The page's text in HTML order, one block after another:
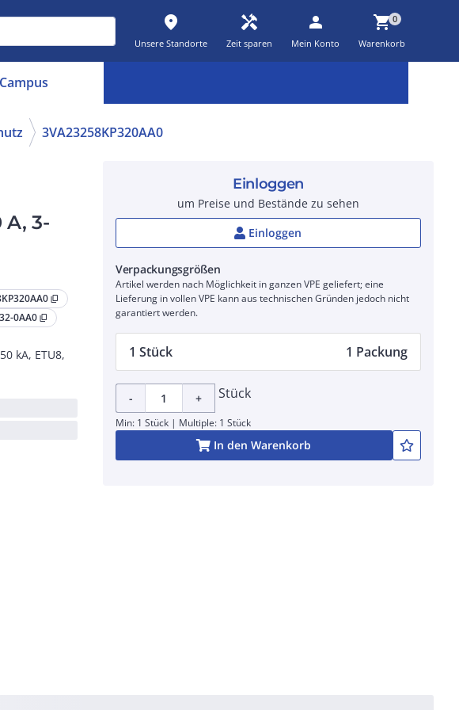
place
Unsere Standorte
handyman
Zeit sparen
person
Mein Konto
shopping_cart0
Warenkorb
3VA23258KP320AA0
A, 3-
content_copy
0AA0 content_copy
kA, ETU8,
Einloggen
um Preise und Bestände zu sehen
Einloggen
Verpackungsgrößen
Artikel werden nach Möglichkeit in ganzen VPE geliefert; eine
Lieferung in vollen VPE kann aus technischen Gründen jedoch nicht
garantiert werden.
1 Stück 1 Packung
- + Stück
Min: 1 Stück | Multiple: 1 Stück
In den Warenkorb